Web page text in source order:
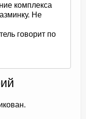
комплекса
Не
говорит по